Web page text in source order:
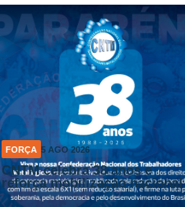
FORÇA 5 AGO 2026
CNTM celebra 38 anos e
reforça mobilização nacional